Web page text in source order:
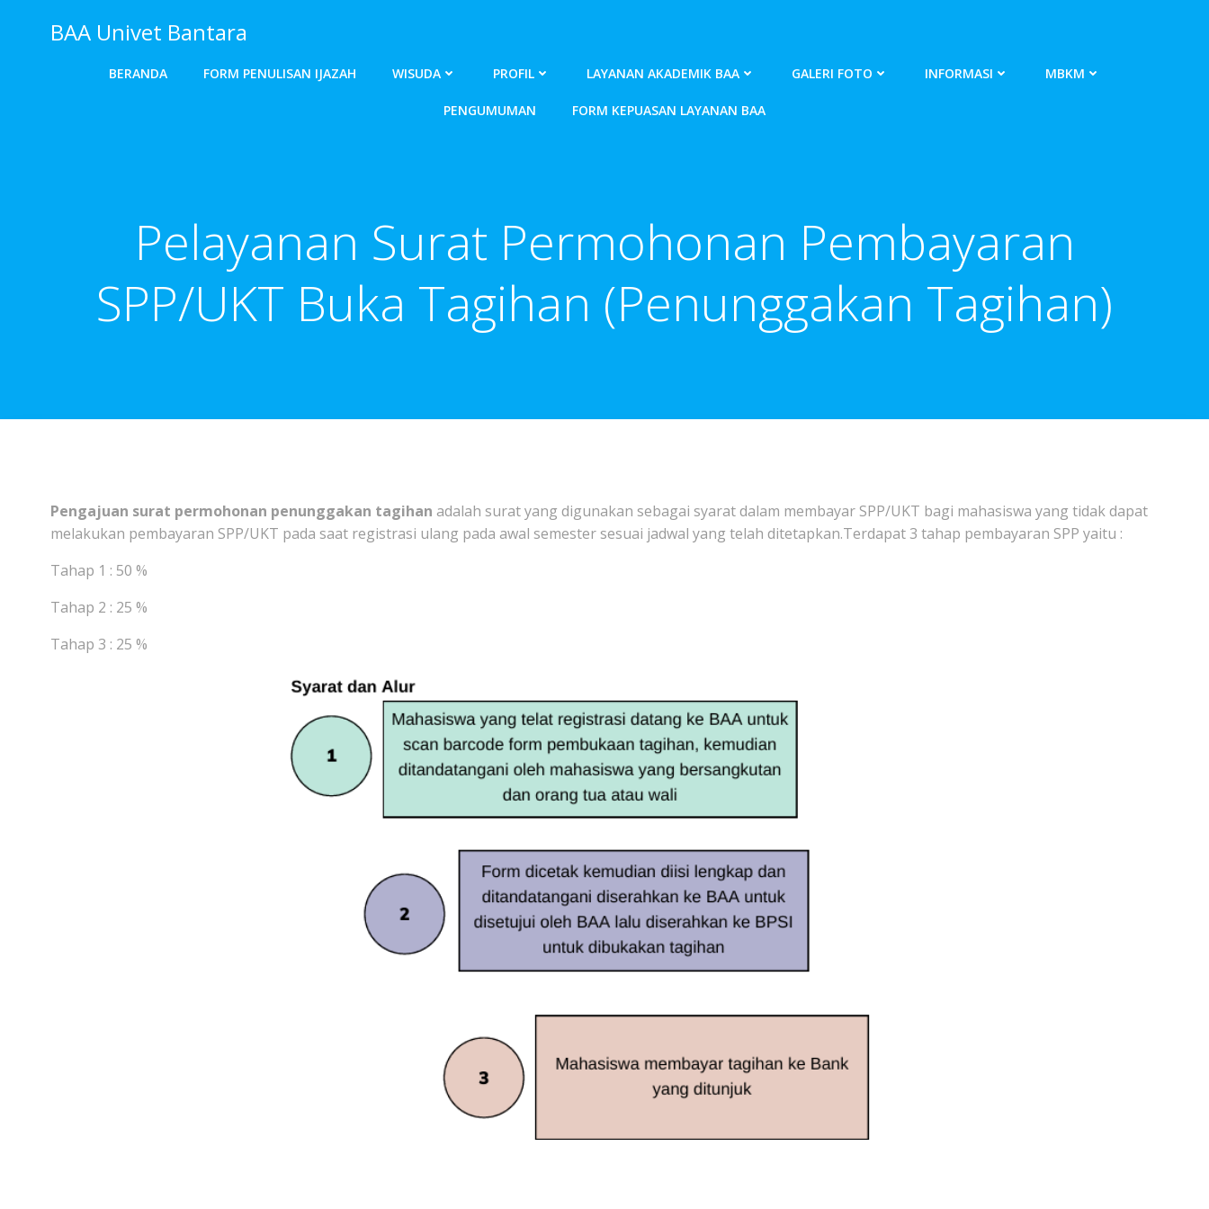
BAA Univet Bantara
BERANDA FORM PENULISAN IJAZAH WISUDA PROFIL LAYANAN AKADEMIK BAA GALERI FOTO INFORMASI MBKM
PENGUMUMAN FORM KEPUASAN LAYANAN BAA
Pelayanan Surat Permohonan Pembayaran
SPP/UKT Buka Tagihan (Penunggakan Tagihan)
Pengajuan surat permohonan penunggakan tagihan adalah surat yang digunakan sebagai syarat dalam membayar SPP/UKT bagi mahasiswa yang tidak dapat
melakukan pembayaran SPP/UKT pada saat registrasi ulang pada awal semester sesuai jadwal yang telah ditetapkan.Terdapat 3 tahap pembayaran SPP yaitu :
Tahap 1 : 50 %
Tahap 2 : 25 %
Tahap 3 : 25 %